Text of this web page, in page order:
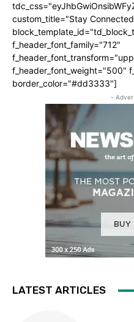
custom_title="Stay
f_header_font_family="712"
f_header_font_weight="500"
border_color="#dd3333"]
-
LATEST ARTICLES